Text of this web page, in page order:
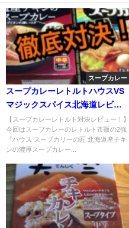
スープカレー
スープカレーレトルトハウスVS
マジックスパイス北海道レビュ
ー！
【スープカレーレトルト対決レビュー！】
今回はスープカレーのレトルト市販の2強
『ハウス スープカリーの匠 北海道産チキ
ンの濃厚スープカレー...